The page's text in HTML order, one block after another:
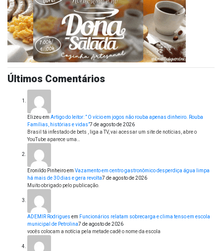
Últimos Comentários
Elizeu em Artigo do leitor: ” O vício em jogos não rouba apenas dinheiro. Rouba
Famílias, histórias e vidas”7 de agosto de 2026
Brasil tá infestado de bets , liga a TV, vai acessar um site de notícias, abre o
YouTube aparece uma…
Eronildo Pinheiroem Vazamento em centro gastronômico desperdiça água limpa
há mais de 30 dias e gera revolta7 de agosto de 2026
Muito obrigado pelo publicação.
ADEMIR Rodrigues em Funcionários relatam sobrecarga e clima tenso em escola
municipal de Petrolina7 de agosto de 2026
vocês colocam a notícia pela metade cadê o nome da escola